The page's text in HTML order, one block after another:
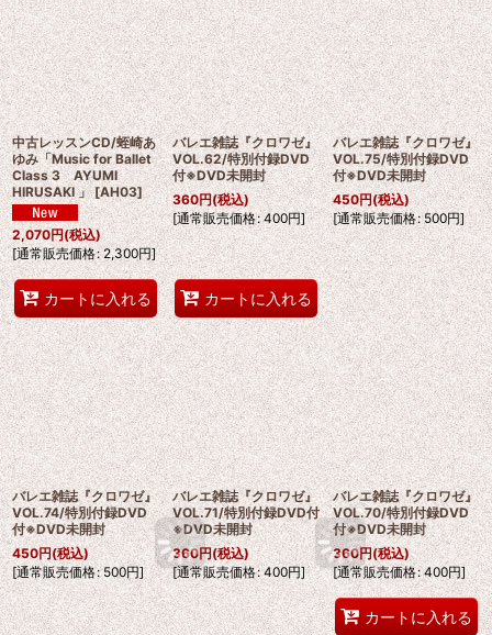
中古レッスンCD/蛭崎あ
ゆみ「Music for Ballet
Class 3 AYUMI
HIRUSAKI 」 [AH03]
2,070円(税込)
[通常販売価格: 2,300円]
カートに入れる
バレエ雑誌『クロワゼ』
VOL.62/特別付録DVD
付※DVD未開封
360円(税込)
[通常販売価格: 400円]
カートに入れる
バレエ雑誌『クロワゼ』
VOL.75/特別付録DVD
付※DVD未開封
450円(税込)
[通常販売価格: 500円]
バレエ雑誌『クロワゼ』
VOL.74/特別付録DVD
付※DVD未開封
450円(税込)
[通常販売価格: 500円]
バレエ雑誌『クロワゼ』
VOL.71/特別付録DVD付
※DVD未開封
360円(税込)
[通常販売価格: 400円]
バレエ雑誌『クロワゼ』
VOL.70/特別付録DVD
付※DVD未開封
360円(税込)
[通常販売価格: 400円]
カートに入れる